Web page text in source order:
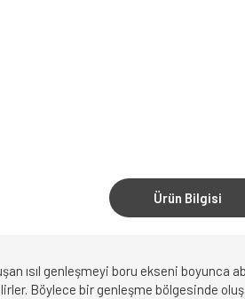
Ürün Bilgisi
ısıl genleşmeyi boru ekseni
Böylece bir genleşme bölgesinde